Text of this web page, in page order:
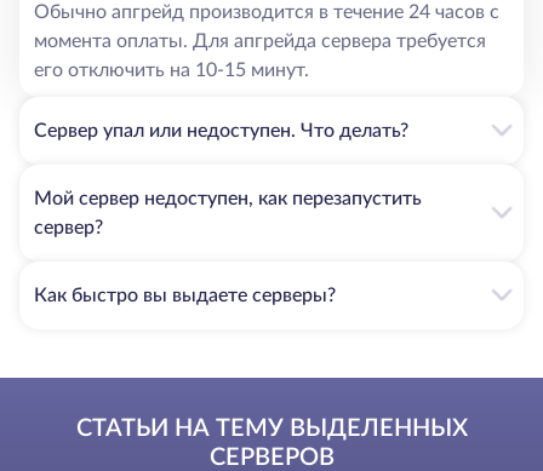
Обычно апгрейд производится в течение 24 часов с
момента оплаты. Для апгрейда сервера требуется
его отключить на 10-15 минут.
Сервер упал или недоступен. Что делать?
Мой сервер недоступен, как перезапустить
сервер?
Как быстро вы выдаете серверы?
СТАТЬИ НА ТЕМУ ВЫДЕЛЕННЫХ
СЕРВЕРОВ